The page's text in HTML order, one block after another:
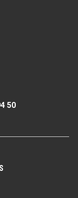
50